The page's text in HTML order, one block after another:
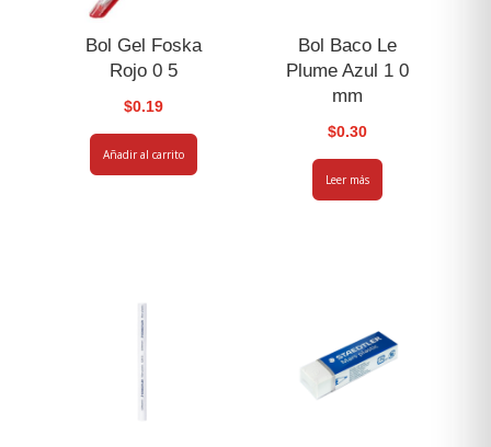
Bol Gel Foska
Rojo 0 5
$0.19
Añadir al carrito
Bol Baco Le
Plume Azul 1 0
mm
$0.30
Leer más